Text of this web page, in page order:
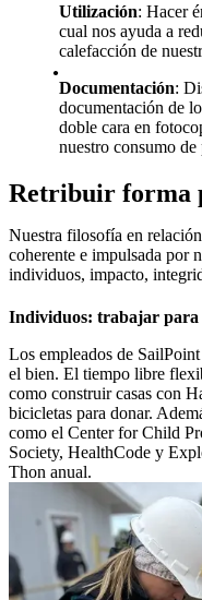
Utilización: Hacer
cual nos ayuda a
calefacción de
Documentación:
documentación de
doble cara en
nuestro consumo de
Retribuir forma
Nuestra filosofía en
coherente e impulsada por
individuos, impacto,
Individuos: trabajar para
Los empleados de
el bien. El tiempo libre
como construir casas con
bicicletas para donar.
como el Center for Child
Society, HealthCode y
Thon anual.